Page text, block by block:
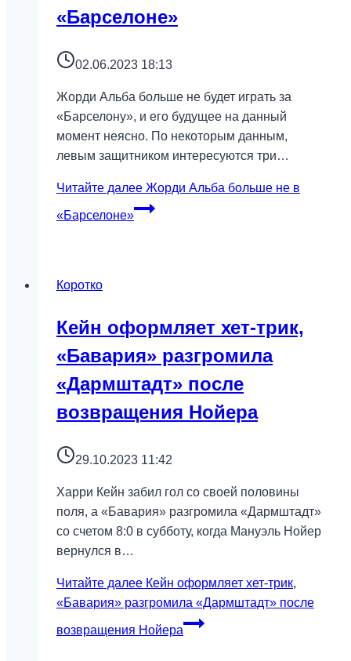
«Барселоне»
02.06.2023 18:13
Жорди Альба больше не будет играть за
«Барселону», и его будущее на данный
момент неясно. По некоторым данным,
левым защитником интересуются три…
Читайте далее Жорди Альба больше не в
«Барселоне»
Коротко
Кейн оформляет хет-трик,
«Бавария» разгромила
«Дармштадт» после
возвращения Нойера
29.10.2023 11:42
Харри Кейн забил гол со своей половины
поля, а «Бавария» разгромила «Дармштадт»
со счетом 8:0 в субботу, когда Мануэль Нойер
вернулся в…
Читайте далее Кейн оформляет хет-трик,
«Бавария» разгромила «Дармштадт» после
возвращения Нойера